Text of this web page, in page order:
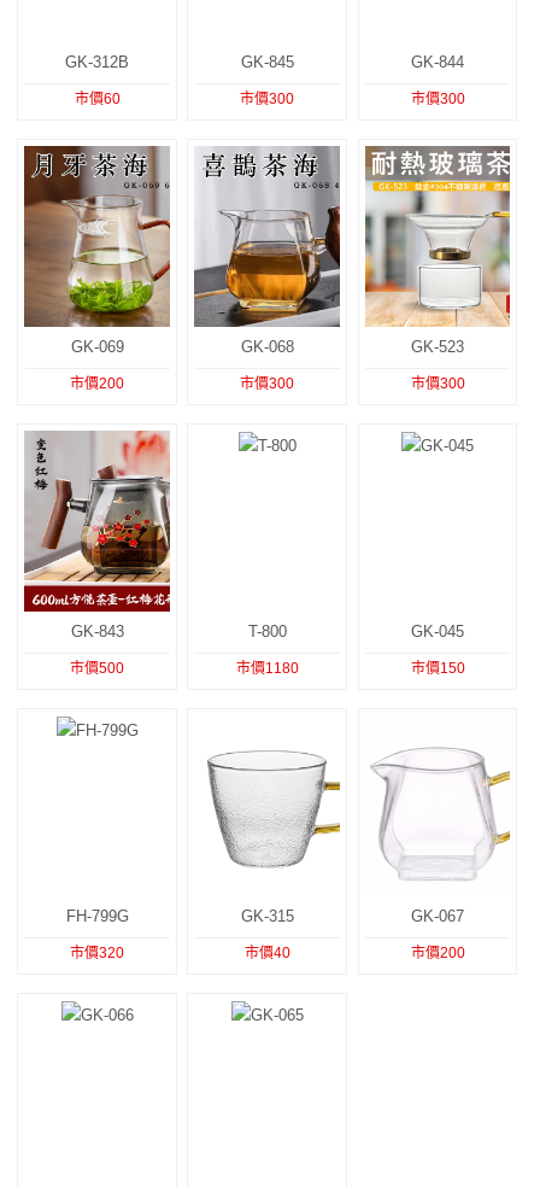
GK-312B
市價60
GK-845
市價300
GK-844
市價300
GK-069
市價200
GK-068
市價300
GK-523
市價300
GK-843
市價500
T-800
市價1180
GK-045
市價150
FH-799G
市價320
GK-315
市價40
GK-067
市價200